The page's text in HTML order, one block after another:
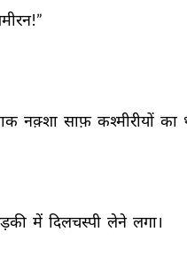
नक़्शा साफ़ कश्मीरीयों का
में दिलचस्पी लेने लगा।